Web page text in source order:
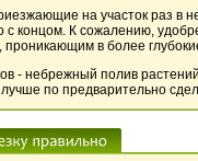
на участок раз в
с концом. К сожалению,
в более
- небрежный полив
по предварительно